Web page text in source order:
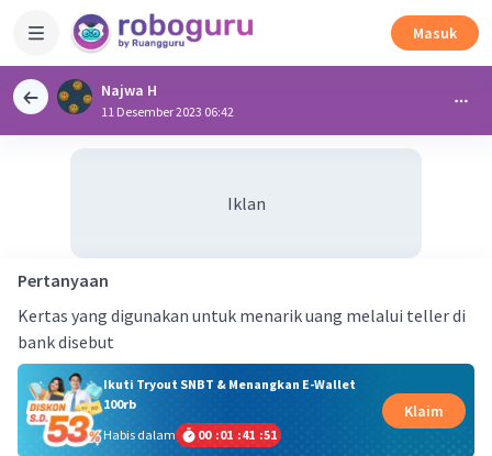
Masuk
Najwa H
11 Desember 2023 06:42
Iklan
Pertanyaan
Kertas yang digunakan untuk menarik uang melalui teller di
bank disebut
Ikuti Tryout SNBT & Menangkan E-Wallet
100rb
Habis dalam
00 :01 :41 :51
Klaim